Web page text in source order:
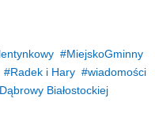
MiejskoGminny
Radek i Hary
wiadomości
Białostockiej